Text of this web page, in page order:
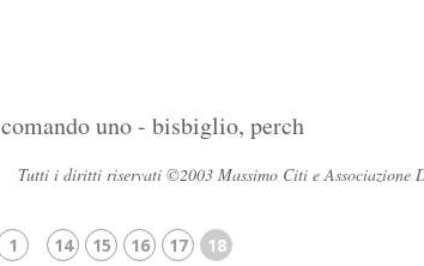
uno - bisbiglio, perch
Tutti i diritti riservati ©2003 Massimo Citi e Associazione
1 14 15 16 17 18